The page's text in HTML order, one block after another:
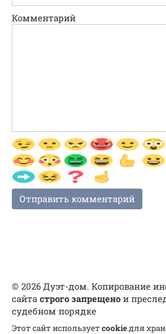
Комментарий
© 2026 Дуэт-дом. Копирование
сайта строго запрещено и
судебном порядке
Этот сайт используетcookieдля